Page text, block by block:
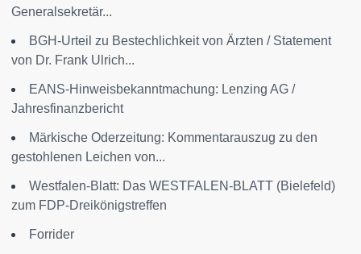
Generalsekretär...
BGH-Urteil zu Bestechlichkeit von Ärzten / Statement
von Dr. Frank Ulrich...
EANS-Hinweisbekanntmachung: Lenzing AG /
Jahresfinanzbericht
Märkische Oderzeitung: Kommentarauszug zu den
gestohlenen Leichen von...
Westfalen-Blatt: Das WESTFALEN-BLATT (Bielefeld)
zum FDP-Dreikönigstreffen
Forrider